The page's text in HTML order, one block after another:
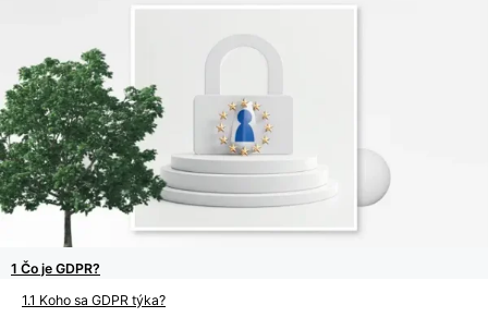
Čo je GDPR?
Koho sa GDPR týka?